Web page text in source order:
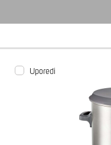
Uporedi